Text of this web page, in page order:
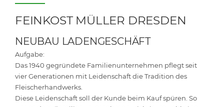
FEINKOST MÜLLER DRESDEN
NEUBAU LADENGESCHÄFT
Aufgabe:
Das 1940 gegründete Familienunternehmen pflegt seit
vier Generationen mit Leidenschaft die Tradition des
Fleischerhandwerks.
Diese Leidenschaft soll der Kunde beim Kauf spüren. So